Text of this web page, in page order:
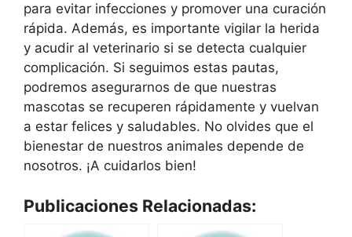
para evitar infecciones y promover una curación
rápida. Además, es importante vigilar la herida
y acudir al veterinario si se detecta cualquier
complicación. Si seguimos estas pautas,
podremos asegurarnos de que nuestras
mascotas se recuperen rápidamente y vuelvan
a estar felices y saludables. No olvides que el
bienestar de nuestros animales depende de
nosotros. ¡A cuidarlos bien!
Publicaciones Relacionadas: